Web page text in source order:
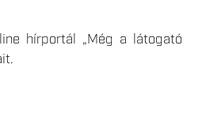
hírportál „Még a látogató